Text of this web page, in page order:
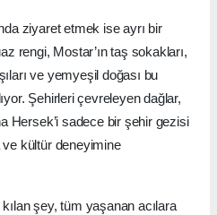
ziyaret etmek ise ayrı bir
rengi, Mostar’ın taş sokakları,
ve yemyeşil doğası bu
Şehirleri çevreleyen dağlar,
Hersek’i sadece bir şehir gezisi
ve kültür deneyimine
şey, tüm yaşanan acılara